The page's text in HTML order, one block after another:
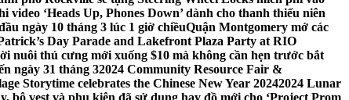
video ‘Heads Up, Phones Down’ dành cho thanh thiếu niên
ngày 10 tháng 3 lúc 1 giờ chiềuQuận Montgomery mở các
Day Parade and Lakefront Plaza Party at RIO
nuôi thú cưng mới xuống $10 mà không cần hẹn trước bắt
ngày 31 tháng 32024 Community Resource Fair &
Storytime celebrates the Chinese New Year 20242024 Lunar